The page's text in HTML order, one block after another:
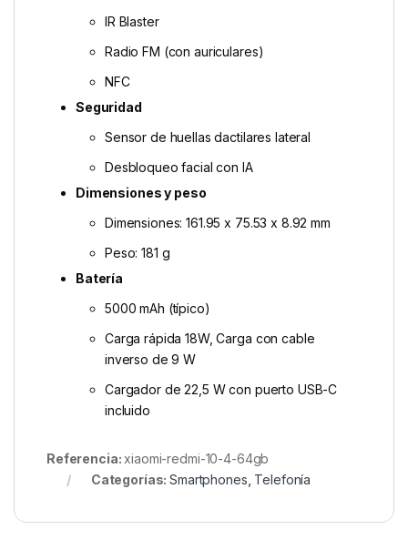
IR Blaster
Radio FM (con auriculares)
NFC
Seguridad
Sensor de huellas dactilares lateral
Desbloqueo facial con IA
Dimensiones y peso
Dimensiones: 161.95 x 75.53 x 8.92 mm
Peso: 181 g
Batería
5000 mAh (típico)
Carga rápida 18W, Carga con cable
inverso de 9 W
Cargador de 22,5 W con puerto USB-C
incluido
Referencia: xiaomi-redmi-10-4-64gb
Categorías:Smartphones Telefonía